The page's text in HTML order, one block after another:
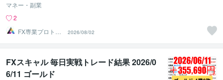
マネー・副業
2
FX専業プロトレ
ーダーのAチーム
2026/08/02
FXスキャル 毎日実戦トレード結果 2026/0
6/11 ゴールド